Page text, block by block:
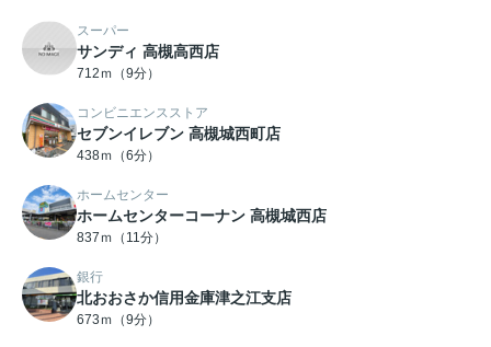
スーパー
サンディ 高槻高西店
712ｍ（9分）
コンビニエンスストア
セブンイレブン 高槻城西町店
438ｍ（6分）
ホームセンター
ホームセンターコーナン 高槻城西店
837ｍ（11分）
銀行
北おおさか信用金庫津之江支店
673ｍ（9分）